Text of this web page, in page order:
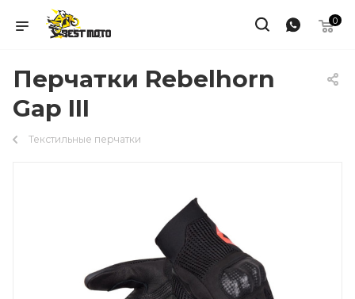
0
Перчатки Rebelhorn
Gap III
Текстильные перчатки